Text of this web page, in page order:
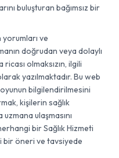
buluşturan bağımsız bir
ve
doğrudan veya dolaylı
olmaksızın, ilgili
yazılmaktadır. Bu web
bilgilendirilmesini
kişilerin sağlık
ulaşmasını
bir Sağlık Hizmeti
bir öneri ve tavsiyede